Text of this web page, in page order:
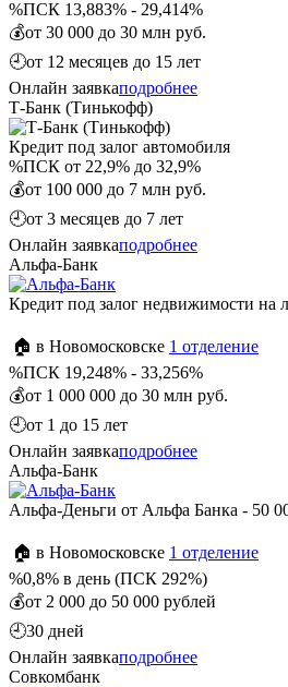
%ПСК 13,883% - 29,414%
💰от 30 000 до 30 млн руб.
🕘от 12 месяцев до 15 лет
Онлайн заявкаподробнее
Т-Банк (Тинькофф)
Кредит под залог автомобиля
%ПСК от 22,9% до 32,9%
💰от 100 000 до 7 млн руб.
🕘от 3 месяцев до 7 лет
Онлайн заявкаподробнее
Альфа-Банк
Кредит под залог недвижимости на
🏠 в Новомосковске 1 отделение
%ПСК 19,248% - 33,256%
💰от 1 000 000 до 30 млн руб.
🕘от 1 до 15 лет
Онлайн заявкаподробнее
Альфа-Банк
Альфа-Деньги от Альфа Банка - 50
🏠 в Новомосковске 1 отделение
%0,8% в день (ПСК 292%)
💰от 2 000 до 50 000 рублей
🕘30 дней
Онлайн заявкаподробнее
Совкомбанк